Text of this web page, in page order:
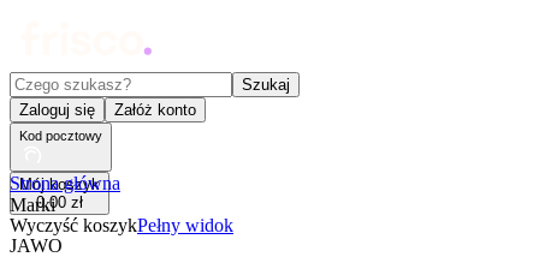
Czego szukasz?
Szukaj
Zaloguj się
Załóż konto
Kod pocztowy
Mój koszyk
0,00 zł
Wyczyść koszykPełny widok
Strona główna
Marki
JAWO